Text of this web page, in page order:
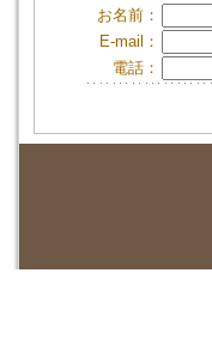
お名前：
E-mail：
電話：